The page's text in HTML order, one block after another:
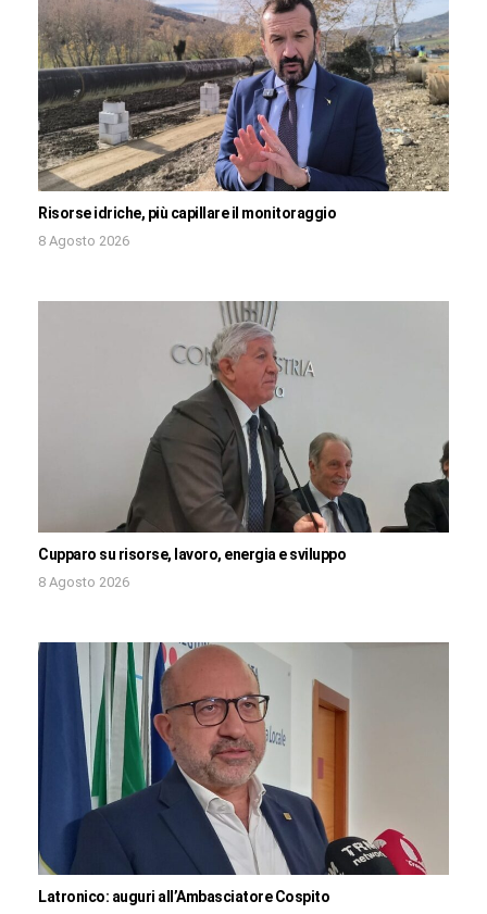
Risorse idriche, più capillare il monitoraggio
8 Agosto 2026
Cupparo su risorse, lavoro, energia e sviluppo
8 Agosto 2026
Latronico: auguri all’Ambasciatore Cospito